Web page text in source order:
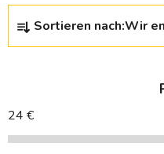
P
o
k
t
Sortieren nach:Wir
24 €